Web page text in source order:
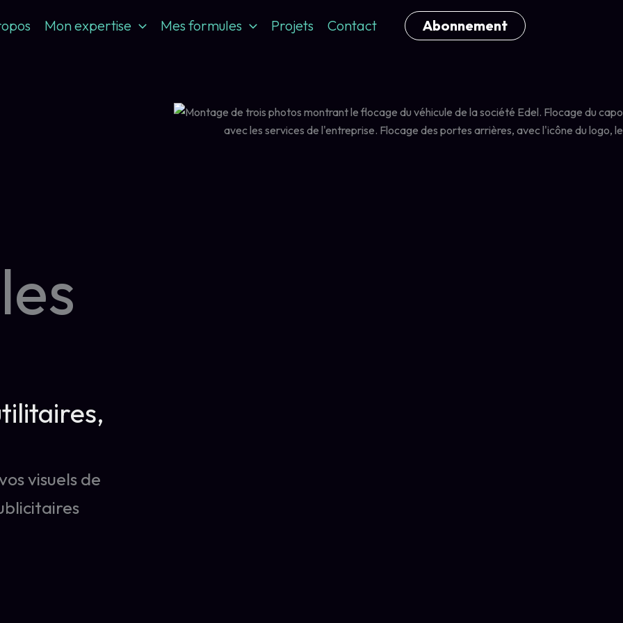
Mon expertise Mes formules Projets Contact Abonnement
visuels de